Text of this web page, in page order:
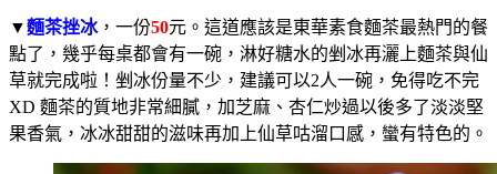
▼麵茶挫冰，一份50元。這道應該是東華素食麵茶最熱門的餐
點了，幾乎每桌都會有一碗，淋好糖水的剉冰再灑上麵茶與仙
草就完成啦！剉冰份量不少，建議可以2人一碗，免得吃不完
XD 麵茶的質地非常細膩，加芝麻、杏仁炒過以後多了淡淡堅
果香氣，冰冰甜甜的滋味再加上仙草咕溜口感，蠻有特色的。